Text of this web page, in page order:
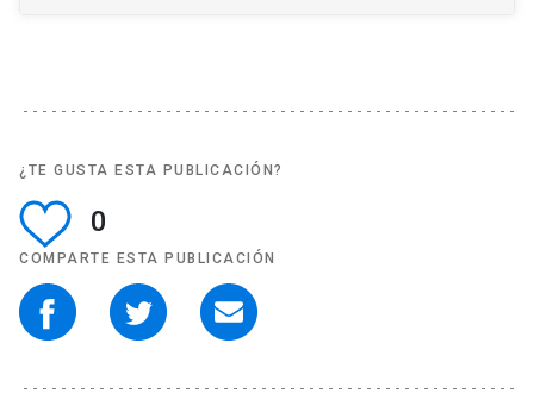
¿TE GUSTA ESTA PUBLICACIÓN?
0
COMPARTE ESTA PUBLICACIÓN